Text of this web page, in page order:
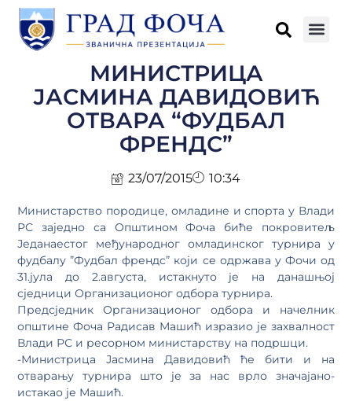
МИНИСТРИЦА
ЈАСМИНА ДАВИДОВИЋ
ОТВАРА “ФУДБАЛ
ФРЕНДС”
23/07/2015 10:34
Министарство породице, омладине и спорта у Влади
РС заједно са Општином Фоча биће покровитељ
Једанаестог међународног омладинског турнира у
фудбалу ”Фудбал френдс” који се одржава у Фочи од
31.јула до 2.августа, истакнуто је на данашњој
сједници Организационог одбора турнира.
Предсједник Организационог одбора и начелник
општине Фоча Радисав Машић изразио је захвалност
Влади РС и ресорном министарству на подршци.
-Министрица Јасмина Давидовић ће бити и на
отварању турнира што је за нас врло значајано-
истакао је Машић.